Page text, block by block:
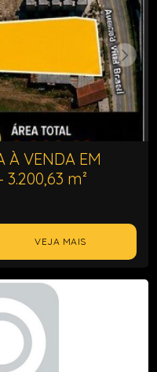
À VENDA EM
m²
VEJA MAIS